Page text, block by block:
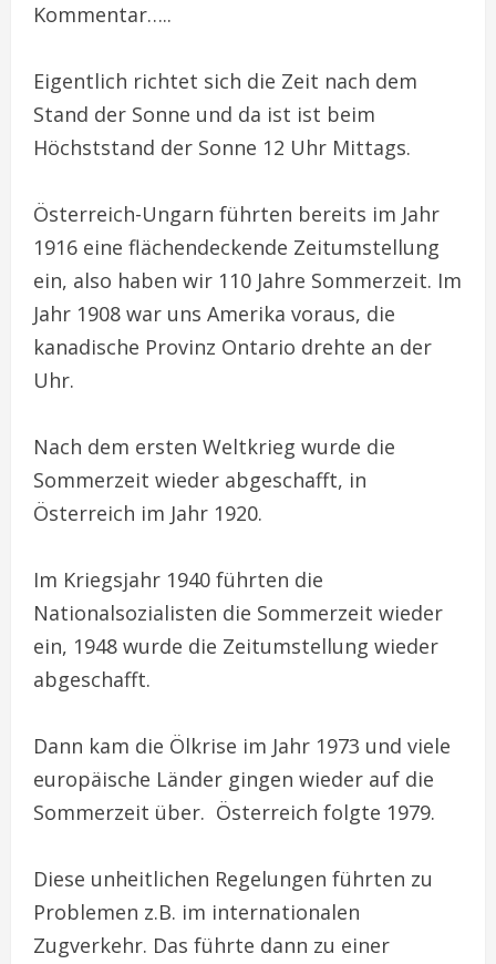
Kommentar…..
Eigentlich richtet sich die Zeit nach dem
Stand der Sonne und da ist ist beim
Höchststand der Sonne 12 Uhr Mittags.
Österreich-Ungarn führten bereits im Jahr
1916 eine flächendeckende Zeitumstellung
ein, also haben wir 110 Jahre Sommerzeit. Im
Jahr 1908 war uns Amerika voraus, die
kanadische Provinz Ontario drehte an der
Uhr.
Nach dem ersten Weltkrieg wurde die
Sommerzeit wieder abgeschafft, in
Österreich im Jahr 1920.
Im Kriegsjahr 1940 führten die
Nationalsozialisten die Sommerzeit wieder
ein, 1948 wurde die Zeitumstellung wieder
abgeschafft.
Dann kam die Ölkrise im Jahr 1973 und viele
europäische Länder gingen wieder auf die
Sommerzeit über. Österreich folgte 1979.
Diese unheitlichen Regelungen führten zu
Problemen z.B. im internationalen
Zugverkehr. Das führte dann zu einer